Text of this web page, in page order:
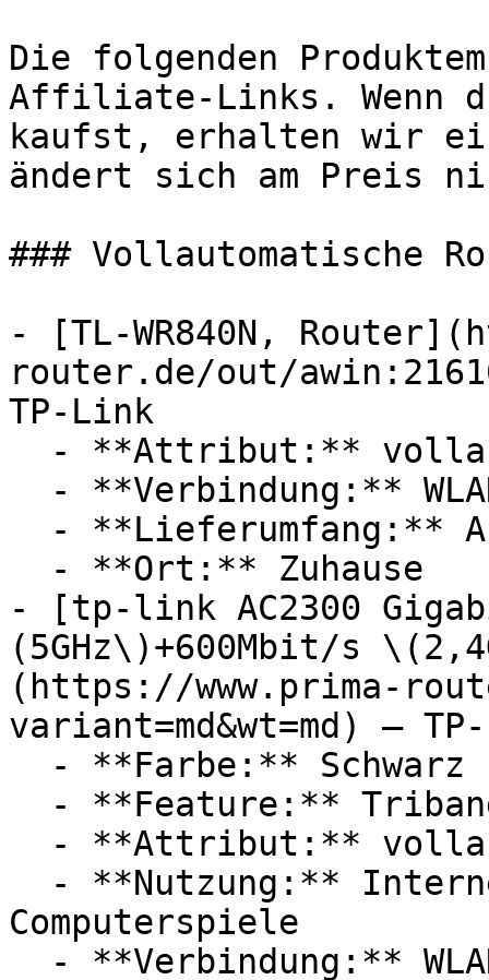
Die folgenden
Affiliate-Links. Wenn
kaufst, erhalten wir
ändert sich am Preis
### Vollautomatische
- [TL-WR840N,
router.de/out/
TP-Link
- [tp-link AC2300
(5GHz\)+600Mbit/s
(https://www.prima-
variant=md&wt=md) —
Computerspiele